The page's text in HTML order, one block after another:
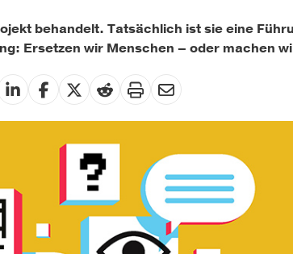
behandelt. Tatsächlich ist sie eine
Ersetzen wir Menschen – oder machen